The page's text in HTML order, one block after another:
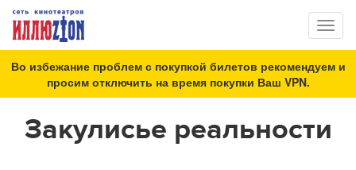
Во избежание проблем с покупкой билетов рекомендуем и
просим отключить на время покупки Ваш VPN.
Закулисье реальности